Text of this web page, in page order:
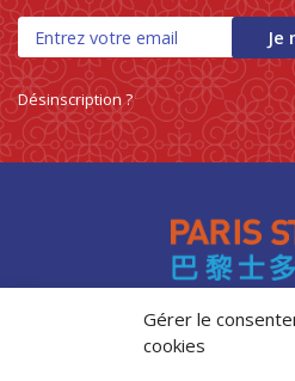
Gérer le
cookies
Je
Désinscription ?
Accès